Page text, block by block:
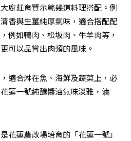
廚莊育賢示範幾道料理搭配。例
香與生薑純厚氣味，適合搭配配
例如鴨肉、松坂肉、牛羊肉等，
可以品嘗出肉類的風味。
適合淋在魚、海鮮及蔬菜上，必
蓮一號純釀醬油氣味淡雅，滷
花蓮農改場培育的「花蓮一號」